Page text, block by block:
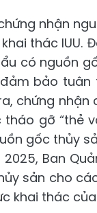
nhận
thác IUU.
có nguồn
đảm bảo
chứng
gỡ “thẻ
gốc thủy
Ban
sản cho
khai thác